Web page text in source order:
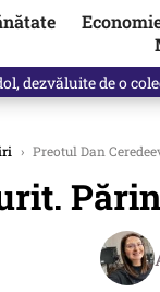
se întâmplă!“
› Preotul Dan